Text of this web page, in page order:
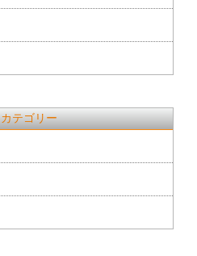
カテゴリー